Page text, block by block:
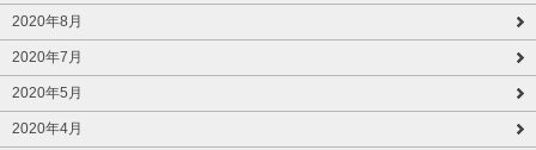
2020年8月
2020年7月
2020年5月
2020年4月